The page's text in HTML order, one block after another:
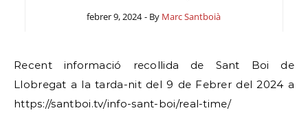
febrer 9, 2024 - By Marc Santboià
Recent informació recollida de Sant Boi de
Llobregat a la tarda-nit del 9 de Febrer del 2024 a
https://santboi.tv/info-sant-boi/real-time/